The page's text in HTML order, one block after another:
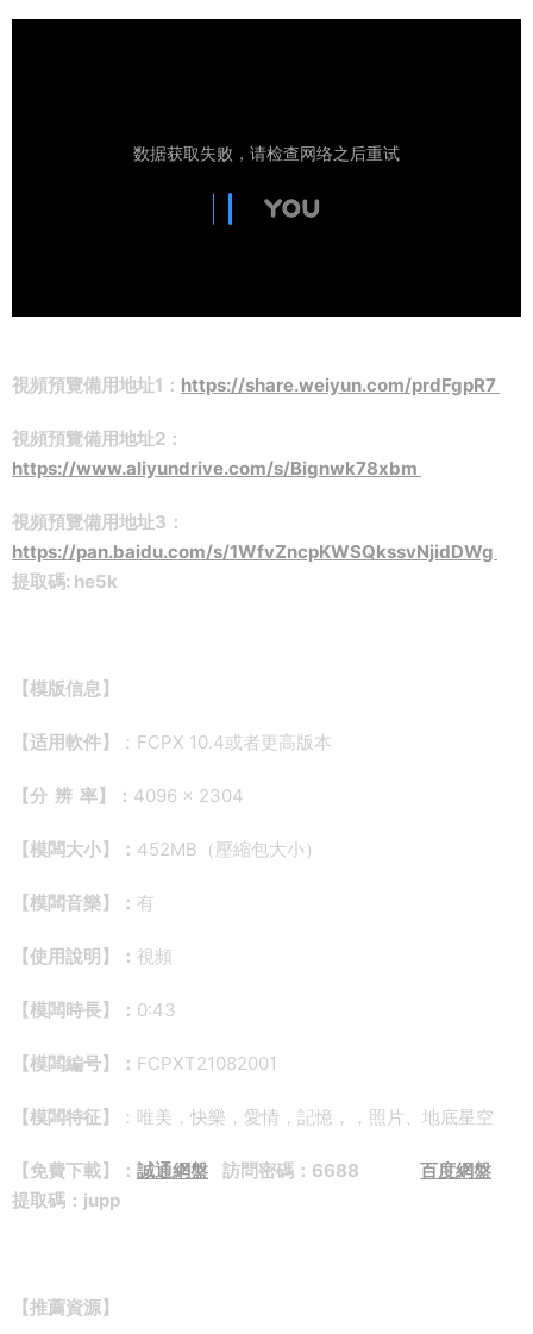
視頻預覽備用地址1： https://share.weiyun.com/prdFgpR7
視頻預覽備用地址2：
https://www.aliyundrive.com/s/Bignwk78xbm
視頻預覽備用地址3：
https://pan.baidu.com/s/1WfvZncpKWSQkssvNjidDWg
提取碼: he5k
【模版信息】
【适用軟件】 ：FCPX 10.4或者更高版本
【分 辨 率】： 4096 × 2304
【模闆大小】： 452MB（壓縮包大小）
【模闆音樂】： 有
【使用說明】： 視頻
【模闆時長】： 0:43
【模闆編号】： FCPXT21082001
【模闆特征】 ：唯美，快樂，愛情，記憶，，照片、地底星空
【免費下載】： 誠通網盤 訪問密碼：6688 百度網盤
提取碼：jupp
【推薦資源】